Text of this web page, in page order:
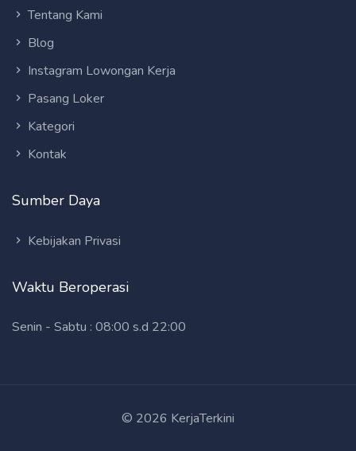
Tentang Kami
Blog
Instagram Lowongan Kerja
Pasang Loker
Kategori
Kontak
Sumber Daya
Kebijakan Privasi
Waktu Beroperasi
Senin - Sabtu : 08:00 s.d 22:00
© 2026 KerjaTerkini